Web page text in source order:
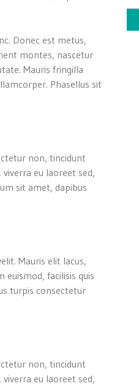
Donec est metus,
montes, nascetur
Mauris fringilla
Phasellus sit
non, tincidunt
eu laoreet sed,
sit amet, dapibus
Mauris elit lacus,
facilisis quis
turpis consectetur
non, tincidunt
eu laoreet sed,